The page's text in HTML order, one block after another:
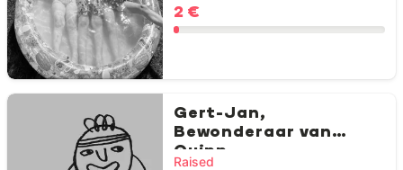
2 €
Gert-Jan,
Bewonderaar van
Quinn
Raised